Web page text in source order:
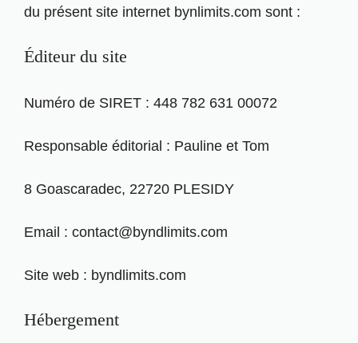
du présent site internet bynlimits.com sont :
Éditeur du site
Numéro de SIRET : 448 782 631 00072
Responsable éditorial : Pauline et Tom
8 Goascaradec, 22720 PLESIDY
Email : contact@byndlimits.com
Site web : byndlimits.com
Hébergement